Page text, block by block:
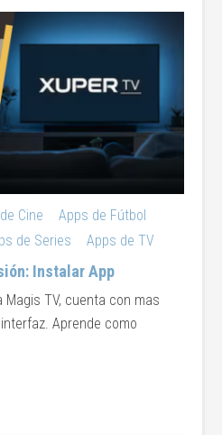
Cine
Apps de Fútbol
de Series Apps de TV
Instalar App
TV, cuenta con mas
Aprende como